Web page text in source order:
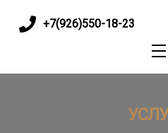
+7(926)550-18-23